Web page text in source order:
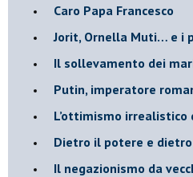
Caro Papa Francesco
​Jorit, Ornella Muti… e i
​Il sollevamento dei
Putin, imperatore
​L’ottimismo irrealistico
​Dietro il potere e
Il negazionismo da